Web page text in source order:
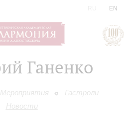
EN
Ганенко
Мероприятия
Гастроли
Новости